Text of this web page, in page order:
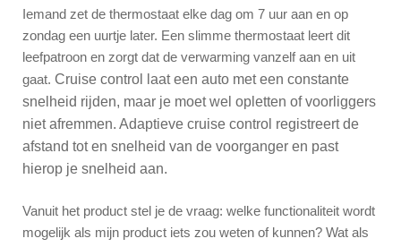
Iemand zet de thermostaat elke dag om 7 uur aan en op
zondag een uurtje later. Een slimme thermostaat leert dit
leefpatroon en zorgt dat de verwarming vanzelf aan en uit
gaat. Cruise control laat een auto met een constante
snelheid rijden, maar je moet wel opletten of voorliggers
niet afremmen. Adaptieve cruise control registreert de
afstand tot en snelheid van de voorganger en past
hierop je snelheid aan.
Vanuit het product stel je de vraag: welke functionaliteit wordt
mogelijk als mijn product iets zou weten of kunnen? Wat als